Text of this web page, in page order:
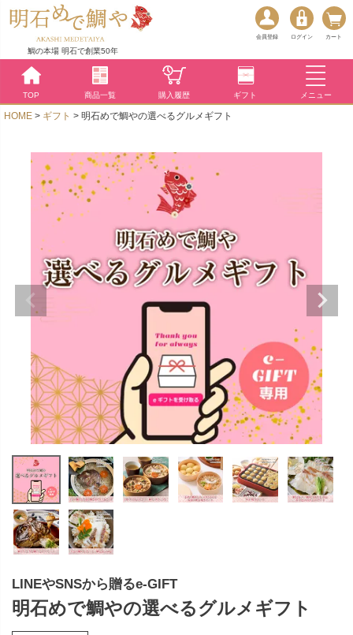
鯛の本場 明石で創業50年
会員登録 ログイン カート
TOP 商品一覧 購入履歴 ギフト メニュー
HOME ギフト 明石めで鯛やの選べるグルメギフト
LINEやSNSから贈るe-GIFT
明石めで鯛やの選べるグルメギフト